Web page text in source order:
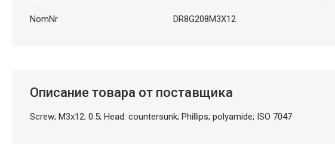
NomNr DR8G208M3X12
Описание товара от поставщика
Screw; M3x12; 0.5; Head: countersunk; Phillips; polyamide; ISO 7047